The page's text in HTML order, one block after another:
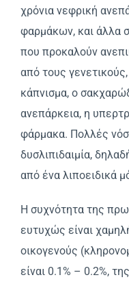
χρόνια νεφρική
φαρμάκων, και άλλα
που προκαλούν
από τους
κάπνισμα, ο
ανεπάρκεια, η
φάρμακα. Πολλές
δυσλιπιδαιμία,
από ένα λιποειδικά
H συχνότητα της
ευτυχώς είναι
οικογενούς
είναι 0.1% – 0.2%,